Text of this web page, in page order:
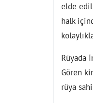
elde
halk
Rüyada
Gören
rüya